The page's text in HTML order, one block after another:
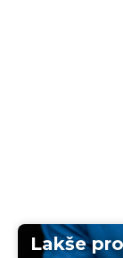
Lakše